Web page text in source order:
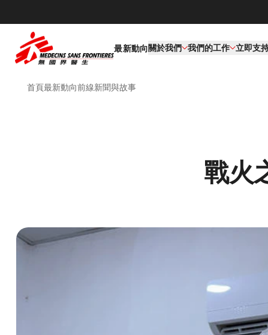
最新動向關於我們 我們的工作​ 立即支
首頁最新動向前線新聞與故事
戰火